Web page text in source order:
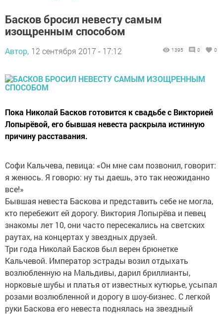
Басков бросил невесту самым
изощренным способом
Автор, 12 сентября 2017 - 17:12 1395 0 0
Пока Николай Басков готовится к свадьбе с Викторией
Лопырёвой, его бывшая невеста раскрыла истинную
причину расставания.
Софи Кальчева, певица: «Он мне сам позвонил, говорит:
я женюсь. Я говорю: ну ты даешь, это так неожиданно
все!»
Бывшая невеста Баскова и представить себе не могла,
кто перебежит ей дорогу. Виктория Лопырёва и певец
знакомы лет 10, они часто пересекались на светских
раутах, на концертах у звездных друзей.
Три года Николай Басков был верен брюнетке
Кальчевой. Император эстрады возил отдыхать
возлюбленную на Мальдивы, дарил бриллианты,
норковые шубы и платья от известных кутюрье, усыпал
розами возлюбленной и дорогу в шоу-бизнес. С легкой
руки Баскова его невеста поднялась на звездный